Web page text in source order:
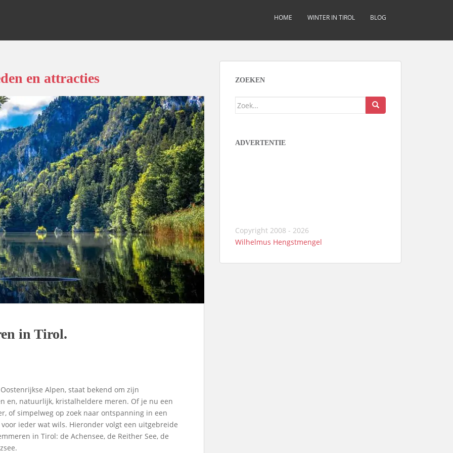
HOME WINTER IN TIROL BLOG
en attracties
in Tirol.
Alpen, staat bekend om zijn
en, natuurlijk, kristalheldere meren. Of je nu een
of simpelweg op zoek naar ontspanning in een
ieder wat wils. Hieronder volgt een uitgebreide
in Tirol: de Achensee, de Reither See, de
ZOEKEN
Zoek
ADVERTENTIE
Copyright 2008 - 2026
Wilhelmus Hengstmengel